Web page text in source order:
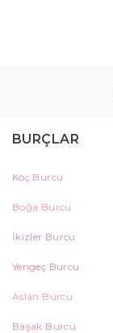
BURÇLAR
Koç Burcu
Boğa Burcu
İkizler Burcu
Yengeç Burcu
Aslan Burcu
Başak Burcu